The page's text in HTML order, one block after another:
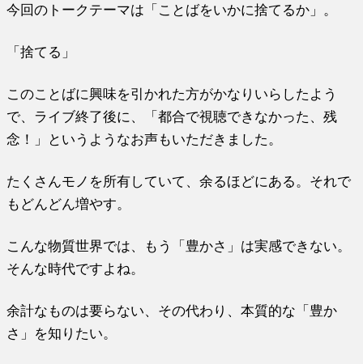
今回のトークテーマは「ことばをいかに捨てるか」。
「捨てる」
このことばに興味を引かれた方がかなりいらしたよう
で、ライブ終了後に、「都合で視聴できなかった、残
念！」というようなお声もいただきました。
たくさんモノを所有していて、余るほどにある。それで
もどんどん増やす。
こんな物質世界では、もう「豊かさ」は実感できない。
そんな時代ですよね。
余計なものは要らない、その代わり、本質的な「豊か
さ」を知りたい。